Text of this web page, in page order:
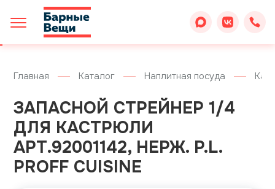
Главная Каталог Наплитная посуда
ЗАПАСНОЙ СТРЕЙНЕР 1/4
ДЛЯ КАСТРЮЛИ
АРТ.92001142, НЕРЖ. P.L.
PROFF CUISINE